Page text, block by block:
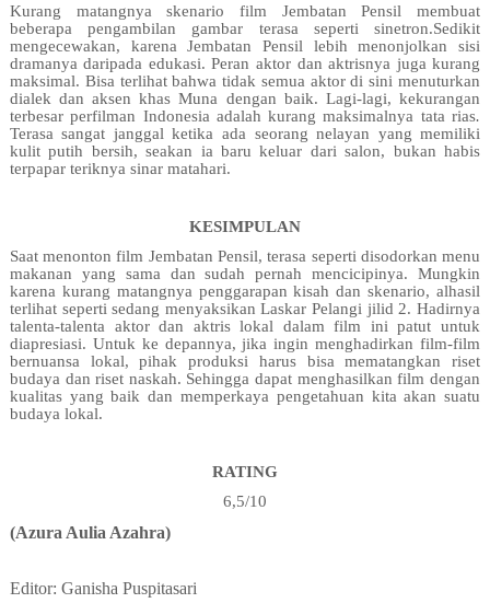
Kurang matangnya skenario film Jembatan Pensil membuat
beberapa pengambilan gambar terasa seperti sinetron.Sedikit
mengecewakan, karena Jembatan Pensil lebih menonjolkan sisi
dramanya daripada edukasi. Peran aktor dan aktrisnya juga kurang
maksimal. Bisa terlihat bahwa tidak semua aktor di sini menuturkan
dialek dan aksen khas Muna dengan baik. Lagi-lagi, kekurangan
terbesar perfilman Indonesia adalah kurang maksimalnya tata rias.
Terasa sangat janggal ketika ada seorang nelayan yang memiliki
kulit putih bersih, seakan ia baru keluar dari salon, bukan habis
terpapar teriknya sinar matahari.
KESIMPULAN
Saat menonton film Jembatan Pensil, terasa seperti disodorkan menu
makanan yang sama dan sudah pernah mencicipinya. Mungkin
karena kurang matangnya penggarapan kisah dan skenario, alhasil
terlihat seperti sedang menyaksikan Laskar Pelangi jilid 2. Hadirnya
talenta-talenta aktor dan aktris lokal dalam film ini patut untuk
diapresiasi. Untuk ke depannya, jika ingin menghadirkan film-film
bernuansa lokal, pihak produksi harus bisa mematangkan riset
budaya dan riset naskah. Sehingga dapat menghasilkan film dengan
kualitas yang baik dan memperkaya pengetahuan kita akan suatu
budaya lokal.
RATING
6,5/10
(Azura Aulia Azahra)
Editor: Ganisha Puspitasari